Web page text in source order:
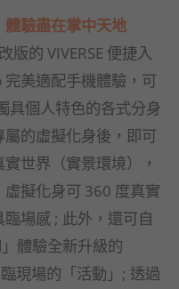
驗盡在掌中天地
版的 VIVERSE 便捷入
完美適配手機體驗，可
具個人特色的各式分身
的虛擬化身後，即可
世界（實景環境），
擬化身可 360 度真實
場感 ; 此外，還可自
體驗全新升級的
現場的「活動」; 透過